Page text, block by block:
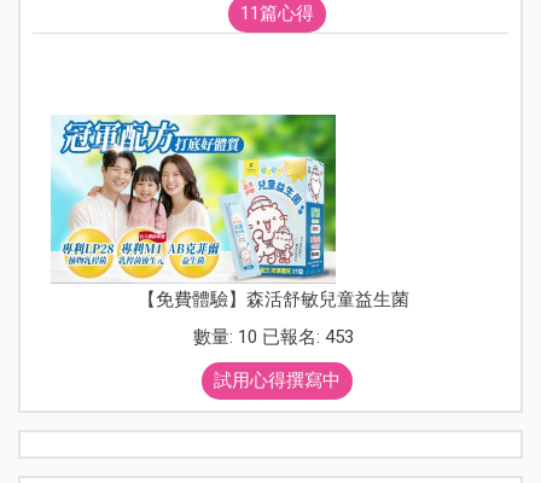
11篇心得
【免費體驗】森活舒敏兒童益生菌
數量: 10 已報名: 453
試用心得撰寫中